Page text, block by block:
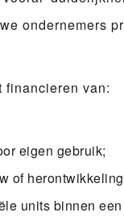
ondernemers
van:
eigen gebruik;
of
units binnen